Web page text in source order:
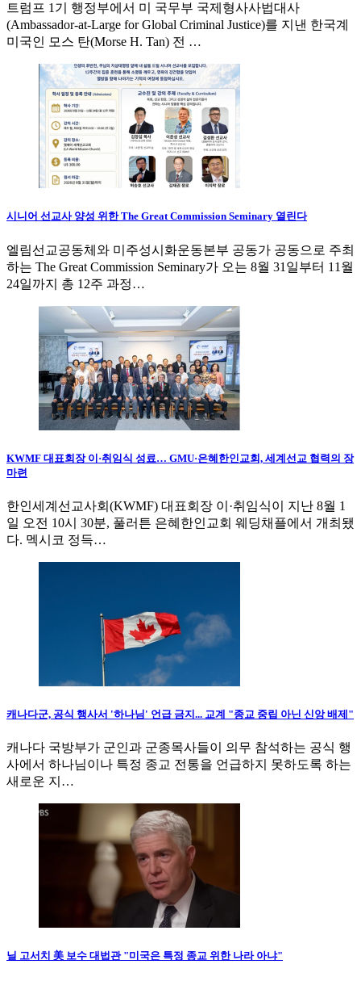
트럼프 1기 행정부에서 미 국무부 국제형사사법대사
(Ambassador-at-Large for Global Criminal Justice)를 지낸 한국계
미국인 모스 탄(Morse H. Tan) 전 …
시니어 선교사 양성 위한 The Great Commission Seminary 열린다
엘림선교공동체와 미주성시화운동본부 공동가 공동으로 주최
하는 The Great Commission Seminary가 오는 8월 31일부터 11월
24일까지 총 12주 과정…
KWMF 대표회장 이·취임식 성료… GMU·은혜한인교회, 세계선교 협력의 장
마련
한인세계선교사회(KWMF) 대표회장 이·취임식이 지난 8월 1
일 오전 10시 30분, 풀러튼 은혜한인교회 웨딩채플에서 개최됐
다. 멕시코 정득…
캐나다군, 공식 행사서 '하나님' 언급 금지... 교계 "종교 중립 아닌 신앙 배제"
캐나다 국방부가 군인과 군종목사들이 의무 참석하는 공식 행
사에서 하나님이나 특정 종교 전통을 언급하지 못하도록 하는
새로운 지…
닐 고서치 美 보수 대법관 "미국은 특정 종교 위한 나라 아냐"